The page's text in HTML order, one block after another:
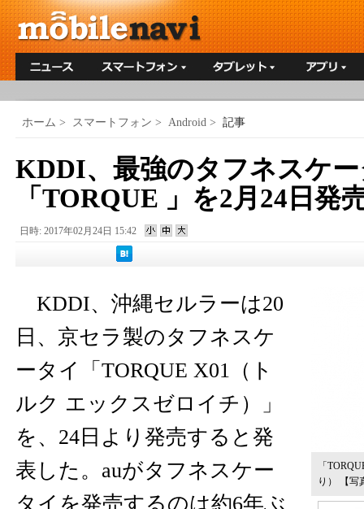
ホーム > スマートフォン > Android > 記事
KDDI、最強のタフネスケ
「TORQUE 」を2月24日発
日時: 2017年02月24日 15:42
「
り）
【
KDDI、沖縄セルラーは20
日、京セラ製のタフネスケ
ータイ「TORQUE X01（ト
ルク エックスゼロイチ）」
を、24日より発売すると発
表した。auがタフネスケー
タイを発売するのは約6年ぶ